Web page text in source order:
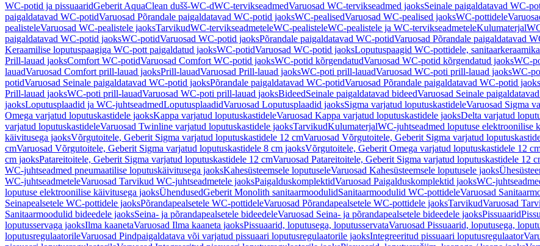
WC-potid ja pissuaaridGeberit AquaClean dušš-WC-dWC-tervikseadmedVaruosad WC-tervikseadmed jaoksSeinale paigaldatavad WC-
paigaldatavad WC-potidVaruosad Põrandale paigaldatavad WC-potid jaoksWC-pealisedVaruosad WC-pealised jaoksWC-pottidele
pealisteleVaruosad WC-pealistele jaoksTarvikudWC-tervikseadmeteleWC-pealisteleWC-pealistele ja WC-tervikseadmeteleKulumaterjal
paigaldatavad WC-potid jaoksWC-potidVaruosad WC-potid jaoksPõrandale paigaldatavad WC-potidVaruosad Põrandale paigaldatavad
Keraamilise loputuspaagiga WC-pott paigaldatud jaoksWC-potidVaruosad WC-potid jaoksLoputuspaagid WC-pottidele,
Prill-lauad jaoksComfort WC-potidVaruosad Comfort WC-potid jaoksWC-potid kõrgendatudVaruosad WC-potid kõrgendatud jaoksWC-
lauadVaruosad Comfort prill-lauad jaoksPrill-lauadVaruosad Prill-lauad jaoksWC-poti prill-lauadVaruosad WC-poti prill-lauad jaoksWC-
potidVaruosad Seinale paigaldatavad WC-potid jaoksPõrandale paigaldatavad WC-potidVaruosad Põrandale paigaldatavad WC-potid jaoks
Prill-lauad jaoksWC-poti prill-lauadVaruosad WC-poti prill-lauad jaoksBideedSeinale paigaldatavad bideedVaruosad Seinale
jaoksLoputusplaadid ja WC-juhtseadmedLoputusplaadidVaruosad Loputusplaadid jaoksSigma varjatud loputuskastideleVaruosad Sigma
Omega varjatud loputuskastidele jaoksKappa varjatud loputuskastideleVaruosad Kappa varjatud loputuskastidele jaoksDelta varjatud
varjatud loputuskastideleVaruosad Twinline varjatud loputuskastidele jaoksTarvikudKulumaterjalWC-juhtseadmed loputuse elektroonilise
käivitusega jaoksVõrgutoitele, Geberit Sigma varjatud loputuskastidele 12 cmVaruosad Võrgutoitele, Geberit Sigma varjatud
cmVaruosad Võrgutoitele, Geberit Sigma varjatud loputuskastidele 8 cm jaoksVõrgutoitele, Geberit Omega varjatud loputuskastidele 12
cm jaoksPatareitoitele, Geberit Sigma varjatud loputuskastidele 12 cmVaruosad Patareitoitele, Geberit Sigma varjatud loputuskastidele 12
WC-juhtseadmed pneumaatilise loputuskäivitusega jaoksKahesüsteemsele loputuseleVaruosad Kahesüsteemsele loputusele jaoks
WC-juhtseadmeteleVaruosad Tarvikud WC-juhtseadmetele jaoksPaigalduskomplektidVaruosad Paigalduskomplektid jaoksWC-
loputuse elektroonilise käivitusega jaoksÜhendusedGeberit Monolith sanitaarmoodulidSanitaarmoodulid WC-pottideleVaruosad
Seinapealsetele WC-pottidele jaoksPõrandapealsetele WC-pottideleVaruosad Põrandapealsetele WC-pottidele jaoksTarvikudVaruosad
Sanitaarmoodulid bideedele jaoksSeina- ja põrandapealsetele bideedeleVaruosad Seina- ja põrandapealsetele bideedele jaoksPissuaarid
loputusservaga jaoksIlma kaanetaVaruosad Ilma kaaneta jaoksPissuaarid, loputusega, loputusservataVaruosad Pissuaarid, loputusega,
loputusregulaatorileVaruosad Pindpaigaldatava või varjatud pissuaari loputusregulaatorile jaoksIntegreeritud pissuaari loputusregulaator